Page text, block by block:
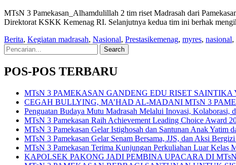
MTsN 3 Pamekasan_Alhamdulillah 2 tim riset Madrasah dari
Direktorat KSKK Kemenag RI. Selanjutnya kedua tim ini berhak
Berita, Kegiatan madrasah, Nasional, Prestasikemenag, myres, nasional,
Search
for:
POS-POS TERBARU
MTsN 3 PAMEKASAN GANDENG EDU RISET
CEGAH BULLYING, MA’HAD AL-MADANI MTsN 3
Penguatan Budaya Mutu Madrasah Melalui Inovasi, Kolaborasi,
MTsN 3 Pamekasan Raih Achievement Leading Choice Award
MTsN 3 Pamekasan Gelar Istighosah dan Santunan Anak Yatim
MTsN 3 Pamekasan Gelar Senam Bersama, JJS, dan Aksi
MTsN 3 Pamekasan Terima Kunjungan Perkuliahan Luar Kelas
KAPOLSEK PAKONG JADI PEMBINA UPACARA DI